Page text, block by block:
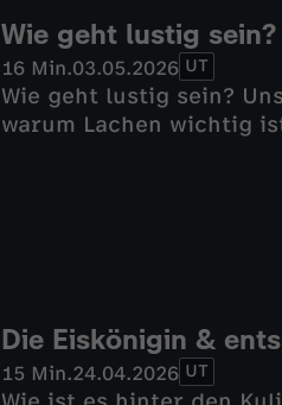
Wie geht lustig sein?
16 Min.03.05.2026 UT
Wie geht lustig sein?
warum Lachen wichtig
Die Eiskönigin &
15 Min.24.04.2026 UT